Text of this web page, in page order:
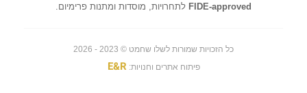
FIDE-approved לתחרויות, מוסדות ומתנות פרימיום.
כל הזכויות שמורות לשלו שחמט © 2023 - 2026
פיתוח אתרים וחנויות: E&R